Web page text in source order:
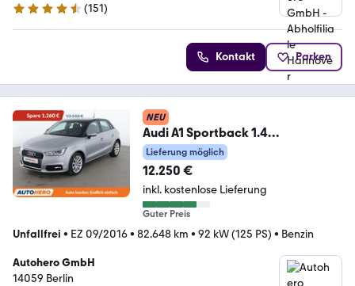
4.7 Sterne
(151)
Kontakt Parken
NEU
Audi A1 Sportback 1.4
TFSI*XENON*NAVI*TEMPO*PDC*
SHZ*
Lieferung möglich
12.250 €
inkl. kostenlose Lieferung
Guter Preis
Unfallfrei • EZ 09/2016• 82.648 km • 92 kW (125 PS) • Benzin
Autohero GmbH
14059 Berlin